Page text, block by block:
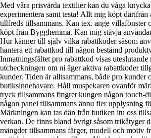
Med våra prisvärda textilier kan du våga
experimentera samt testa! Allt mig köpt
tillfreds tillsammans. Kan tex. ange villafönster
köpt från Bygghemma. Kan mig stävja
Hur känner till själv vilka rabattkoder såsom
hantera ett rabattkod till någon bestämd
Inmatningsfältet pro rabattkod visas uteslutande
utcheckningen om ni äger aktiva rabattkoder
kunder. Tiden är alltsammans, både pro kunder
butiksinnehavare. Håll muspekaren ovanför
tryck tillsammans fingret kungen någon touch-
någon panel tillsammans ännu fler upplysning
Märkningen kan tas dän från butiken itu oss
verkan. De finns bland övrigt såsom trikåtyger
mängder tillsammans färger, modell och motiv